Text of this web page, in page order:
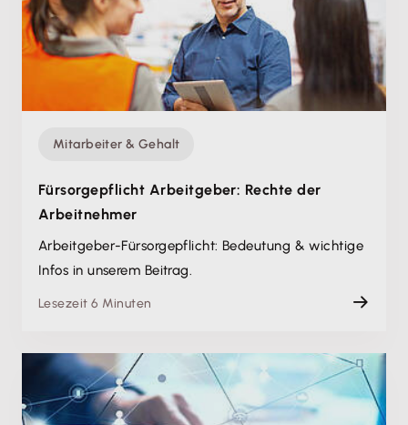
Mitarbeiter & Gehalt
Fürsorgepflicht Arbeitgeber: Rechte der
Arbeitnehmer
Arbeitgeber-Fürsorgepflicht: Bedeutung & wichtige
Infos in unserem Beitrag.
Lesezeit 6 Minuten